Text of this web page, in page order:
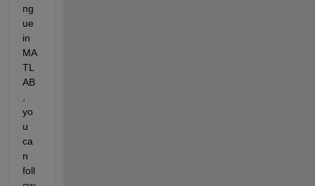
ng
ue
in
MA
TL
AB
yo
u
ca
n
foll